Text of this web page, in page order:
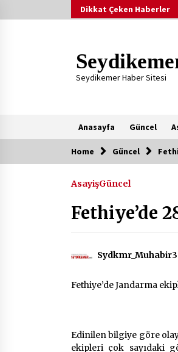
to
Dikkat Çeken Haberler
Seydikemer Haber Sitesi
Anasayfa Güncel
Yeni
İnceledi
2 ay
9 Günde
2 ay
Home Güncel
AsayişGüncel
Fethiye’de
Sydkmr_Muhabir3
Fethiye’de Jandarma
Edinilen bilgiye göre
ekipleri çok sayıdaki